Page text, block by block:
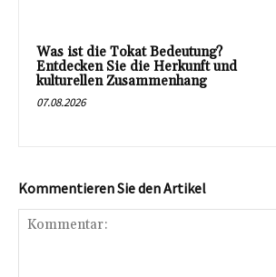
Was ist die Tokat Bedeutung?
Entdecken Sie die Herkunft und
kulturellen Zusammenhang
07.08.2026
Kommentieren Sie den Artikel